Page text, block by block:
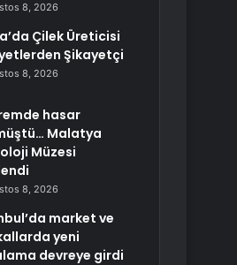
8, 2026
Çilek Üreticisi
Şikayetçi
8, 2026
hasar
Malatya
Müzesi
8, 2026
market ve
yeni
devreye girdi